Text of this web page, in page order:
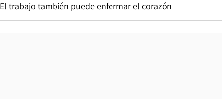
El trabajo también puede enfermar el corazón